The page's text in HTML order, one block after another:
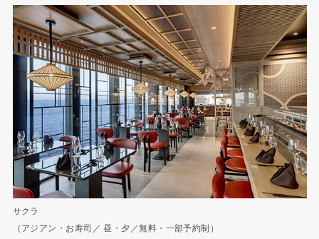
サクラ
（アジアン・お寿司／ 昼・夕／無料・一部予約制）